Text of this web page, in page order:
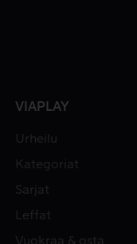
VIAPLAY
Urheilu
Kategoriat
Sarjat
Leffat
Vuokraa & osta